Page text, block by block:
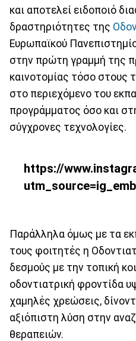
και αποτελεί ειδοποιό
δραστηριότητες της
Ευρωπαϊκού
στην πρώτη γραμμή της
καινοτομίας τόσο στους
στο περιεχόμενο του
προγράμματος όσο και
σύγχρονες τεχνολογίες.
https://
Παράλληλα όμως με τα
τους φοιτητές η
δεσμούς με την τοπική
οδοντιατρική φροντίδα
χαμηλές χρεώσεις,
αξιόπιστη λύση στην
θεραπειών.